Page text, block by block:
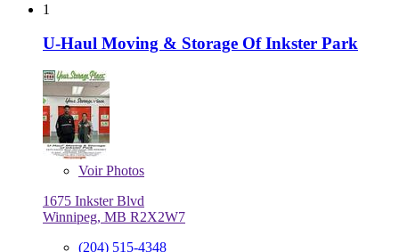
1
U-Haul Moving & Storage Of Inkster Park
VoirPhotos
1675 Inkster Blvd
Winnipeg, MB R2X2W7
(204) 515-4348